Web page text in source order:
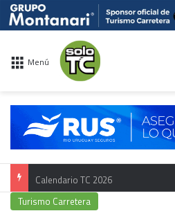
Menú
Calendario TC 2026
Turismo Carretera